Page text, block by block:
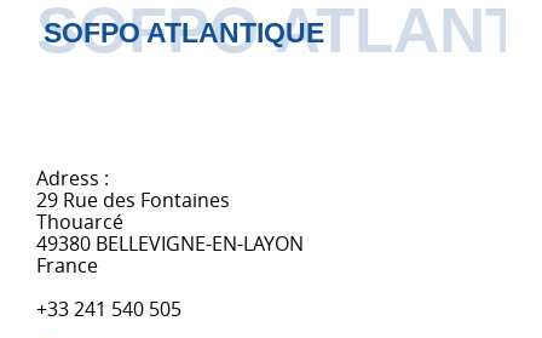
SOFPO
SOFPO ATLANTIQUE
Adress :
29 Rue des Fontaines
Thouarcé
49380 BELLEVIGNE-EN-LAYON
France
+33 241 540 505